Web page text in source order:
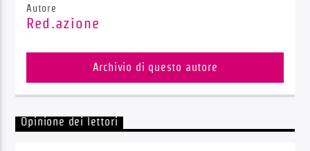
Autore
Red.azione
Archivio di questo autore
Opinione dei lettori